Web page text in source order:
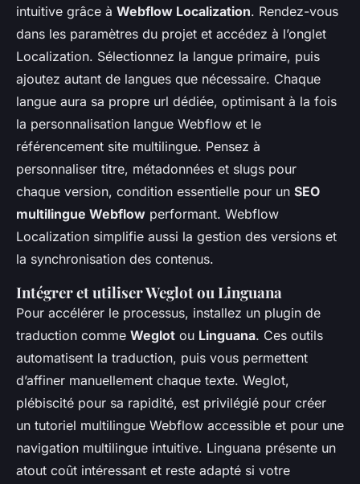
intuitive grâce à Webflow Localization. Rendez-vous
dans les paramètres du projet et accédez à l’onglet
Localization. Sélectionnez la langue primaire, puis
ajoutez autant de langues que nécessaire. Chaque
langue aura sa propre url dédiée, optimisant à la fois
la personnalisation langue Webflow et le
référencement site multilingue. Pensez à
personnaliser titre, métadonnées et slugs pour
chaque version, condition essentielle pour un SEO
multilingue Webflow performant. Webflow
Localization simplifie aussi la gestion des versions et
la synchronisation des contenus.
Intégrer et utiliser Weglot ou Linguana
Pour accélérer le processus, installez un plugin de
traduction comme Weglot ou Linguana. Ces outils
automatisent la traduction, puis vous permettent
d’affiner manuellement chaque texte. Weglot,
plébiscité pour sa rapidité, est privilégié pour créer
un tutoriel multilingue Webflow accessible et pour une
navigation multilingue intuitive. Linguana présente un
atout coût intéressant et reste adapté si votre